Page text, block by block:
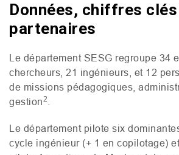
Données, chiffres
partenaires
Le département SESG regroupe 34
chercheurs, 21 ingénieurs, et 12
de missions pédagogiques,
gestion2
Le département pilote six
cycle ingénieur (+ 1 en copilotage)